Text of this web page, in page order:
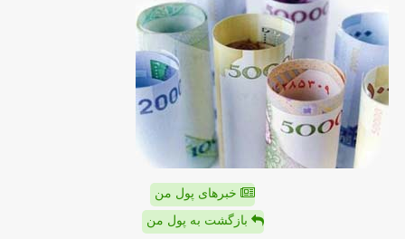
خبرهای پول من
بازگشت به پول من